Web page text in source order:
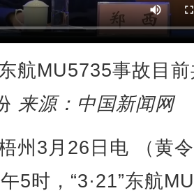
MU5735事故目前
来源：中国新闻网
3月26日电 （黄
5时，“3·21”东航